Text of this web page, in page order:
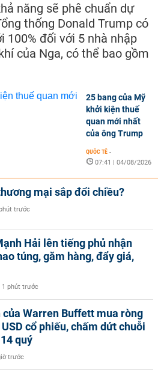
năng sẽ phê chuẩn dự
thống Donald Trump có
100% đối với 5 nhà nhập
của Nga, có thể bao gồm
25 bang của Mỹ
khởi kiện thuế
quan mới nhất
của ông Trump
QUỐC TẾ -
07:41 | 04/08/2026
mại sắp đổi chiều?
trước
Hải lên tiếng phủ nhận
túng, găm hàng, đẩy giá,
1 phút trước
của Warren Buffett mua ròng
cổ phiếu, chấm dứt chuỗi
quý
trước